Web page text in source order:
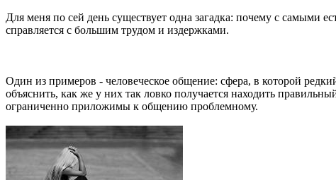
Для меня по сей день существует одна загадка: почему с самыми
справляется с большим трудом и издержками.
Один из примеров - человеческое общение: сфера, в которой
объяснить, как же у них так ловко получается находить
ограниченно приложимы к общению проблемному.